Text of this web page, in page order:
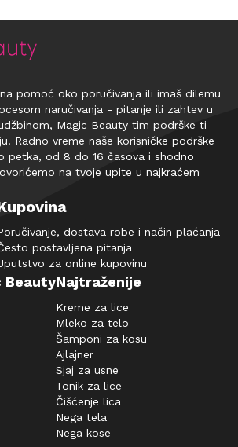
pomoć oko poručivanja ili imaš dilemu
naručivanja - pitanje ili zahtev u
Magic Beauty tim podrške ti
Radno vreme naše korisničke podrške
petka, od 8 do 16 časova i shodno
na tvoje upite u najkraćem
dostava robe i način plaćanja
postavljena pitanja
za online kupovinu
BeautyNajtraženije
Kreme za lice
Mleko za telo
Šamponi za kosu
Ajlajner
Sjaj za usne
Tonik za lice
Čišćenje lica
Nega tela
Nega kose